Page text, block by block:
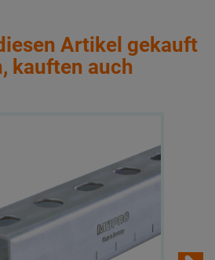
Artikel gekauft
kauften auch